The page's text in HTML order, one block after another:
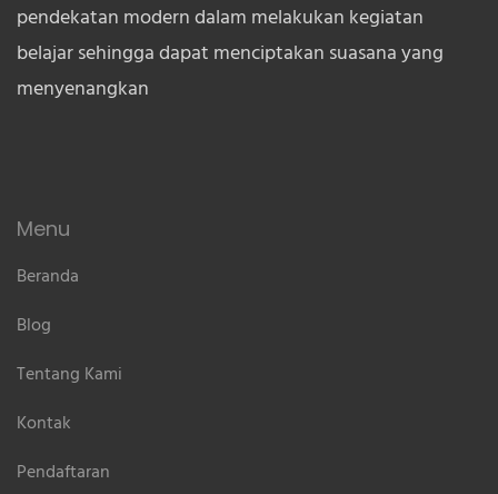
pendekatan modern dalam melakukan kegiatan
belajar sehingga dapat menciptakan suasana yang
menyenangkan
Menu
Beranda
Blog
Tentang Kami
Kontak
Pendaftaran